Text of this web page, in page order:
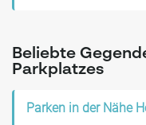
Beliebte
Parkplatzes
Parken in der Nähe